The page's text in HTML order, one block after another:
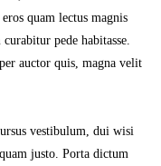
quam lectus magnis
pede habitasse.
auctor quis, magna velit
vestibulum, dui wisi
justo. Porta dictum